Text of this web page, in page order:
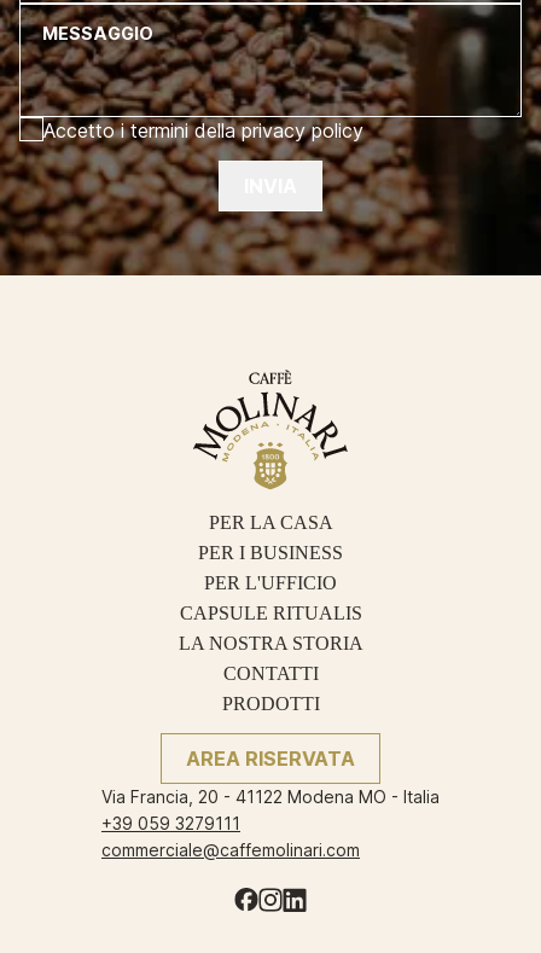
MESSAGGIO
Accetto i termini della privacy policy
PER LA CASA
PER I BUSINESS
PER L'UFFICIO
CAPSULE RITUALIS
LA NOSTRA STORIA
CONTATTI
PRODOTTI
AREA RISERVATA
Via Francia, 20 - 41122 Modena MO - Italia
+39 059 3279111
commerciale@caffemolinari.com